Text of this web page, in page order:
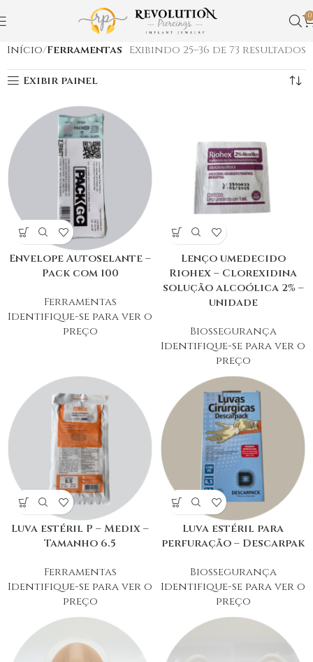
0
Início Ferramentas Exibindo 25–36 de 73 resultados
Exibir painel
Envelope Autoselante –
Pack com 100
Ferramentas
Identifique-se para ver o
preço
Lenço umedecido
Riohex – Clorexidina
solução alcoólica 2% –
unidade
Biossegurança
Identifique-se para ver o
preço
Luva estéril P – Medix –
Tamanho 6.5
Ferramentas
Identifique-se para ver o
preço
Luva estéril para
perfuração – Descarpak
Biossegurança
Identifique-se para ver o
preço